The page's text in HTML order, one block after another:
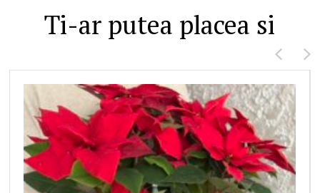
Ti-ar putea placea si